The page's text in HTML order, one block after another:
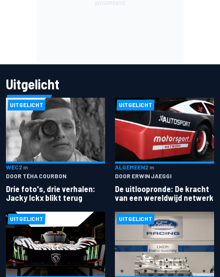
Uitgelicht
UITGELICHT
WEC2 m
DOOR TÉHA COURBON
Drie foto's, drie verhalen:
Jacky Ickx blikt terug
UITGELICHT
ALGEMEEN2 m
DOOR ERWIN JAEGGI
De uitloopronde: De kracht
van een wereldwijd netwerk
UITGELICHT UITGELICHT